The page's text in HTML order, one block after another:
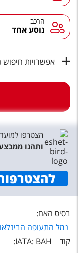
חבילות בריאות
טיסות לחו"ל
מגזין אשת
שירות לקוחות
תקנון
עקבו אחרינו
הרכב
נוסע אחד
אפשרויות חיפוש
הצטרפו
ותהנו
בסיס האם:
נמל התעופה
קוד IATA: BAH: